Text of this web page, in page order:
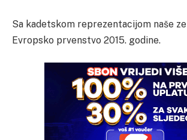
Sa kadetskom reprezentacijom naše
Evropsko prvenstvo 2015. godine.